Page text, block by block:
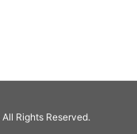
All Rights Reserved.